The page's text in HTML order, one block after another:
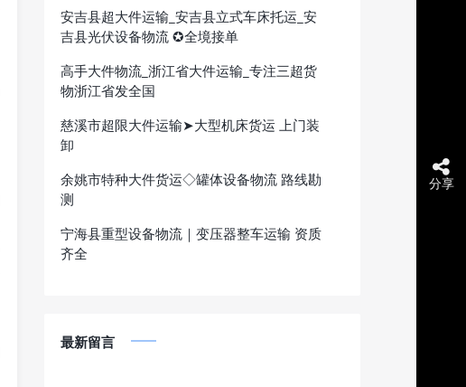
安吉县超大件运输_安吉县立式车床托运_安
吉县光伏设备物流 ✪全境接单
高手大件物流_浙江省大件运输_专注三超货
物浙江省发全国
慈溪市超限大件运输➤大型机床货运 上门装
卸
余姚市特种大件货运◇罐体设备物流 路线勘
测
宁海县重型设备物流｜变压器整车运输 资质
齐全
最新留言
分享